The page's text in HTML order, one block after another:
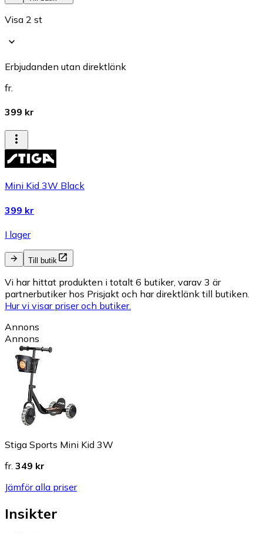
Visa 2 st
Erbjudanden utan direktlänk
fr.
399 kr
Mini Kid 3W Black
399 kr
I lager
Till butik
Vi har hittat produkten i totalt 6 butiker, varav 3 är
partnerbutiker hos Prisjakt och har direktlänk till butiken.
Hur vi visar priser och butiker.
Annons
Annons
Stiga Sports Mini Kid 3W
fr. 349 kr
Jämför alla priser
Insikter